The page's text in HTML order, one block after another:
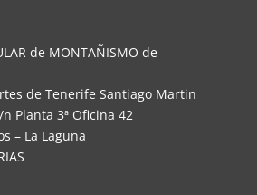
de MONTAÑISMO de
de Tenerife Santiago Martin
Planta 3ª Oficina 42
– La Laguna